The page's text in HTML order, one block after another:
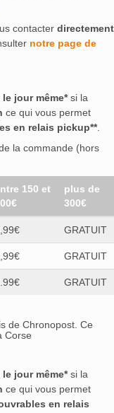
contacter directement
notre page de
le jour même*si la
ce qui vous permet
en relais pickup**.
la commande (hors
150 et
plus de
300€
GRATUIT
GRATUIT
GRATUIT
de Chronopost. Ce
Corse
le jour même*si la
ce qui vous permet
en relais